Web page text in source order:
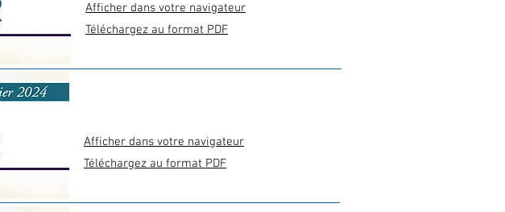
Afficher dans votre navigateur
Téléchargez au format PDF
Afficher dans votre navigateur
Téléchargez au format PDF